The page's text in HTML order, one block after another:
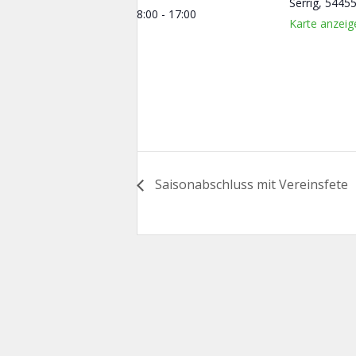
8:00 - 17:00
Karte
Saisonabschluss mit Vereinsfete